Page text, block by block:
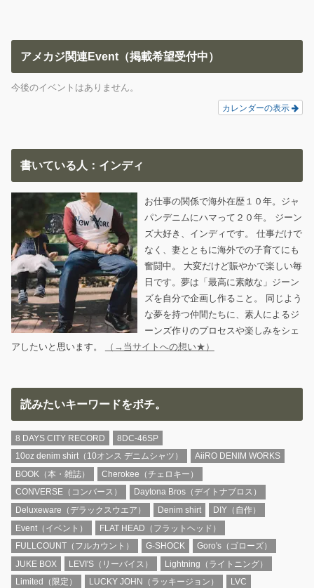
アメカジ関連Event（掲載希望受付中）
今後のイベントはありません。
カレンダーの表示
書いている人：インディ
お仕事の関係で海外在歴１０年。ジャ
パンデニムにハマって２０年。 ジーン
ズ大好き、インディです。 仕事だけで
なく、妻とともに海外での子育てにも
奮闘中。 大変だけど賑やかで楽しい毎
日です。夢は「最高に素敵な」ジーン
ズを自分で企画し作ること。 同じよう
な夢を持つ仲間たちに、素人によるジ
ーンズ作りのプロセスや楽しみをシェ
アしたいと思います。
（→当サイトへの想い★）
読みたいキーワードをポチ。
8 DAYS CITY RECORD
8DC-46SP
10oz denim shirt（10オンス デニムシャツ）
AiiRO DENIM WORKS
BOOK（本・雑誌）
Cherokee（チェロキー）
CONVERSE（コンバース）
Daytona Bros（デイトナブロス）
Deluxeware（デラックスウエア）
Denim shirt
DIY（自作）
Event（イベント）
FLAT HEAD（フラットヘッド）
FULLCOUNT（フルカウント）
G-SHOCK
Goro's（ゴローズ）
JUKE BOX
LEVI'S（リーバイス）
Lightning（ライトニング）
Limited（限定）
LUCKY JOHN（ラッキージョン）
LVC